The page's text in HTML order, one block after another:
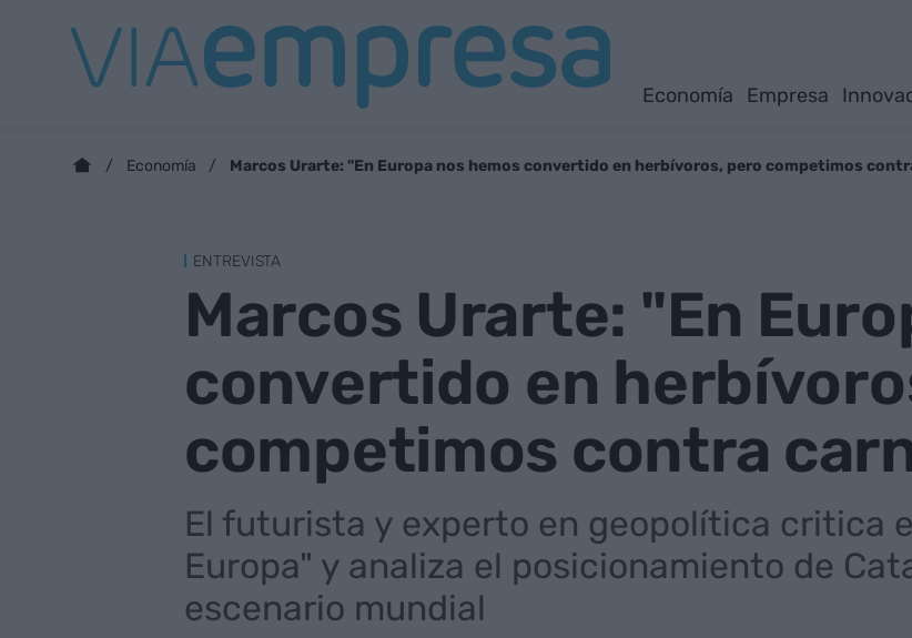
Economía Empresa
Economía Marcos Urarte: "En Europa nos hemos convertido en herbívoros, pero competimos
ENTREVISTA
Marcos Urarte: "En
convertido en
competimos contra
El futurista y experto en geopolítica critica
Europa" y analiza el posicionamiento de
escenario mundial